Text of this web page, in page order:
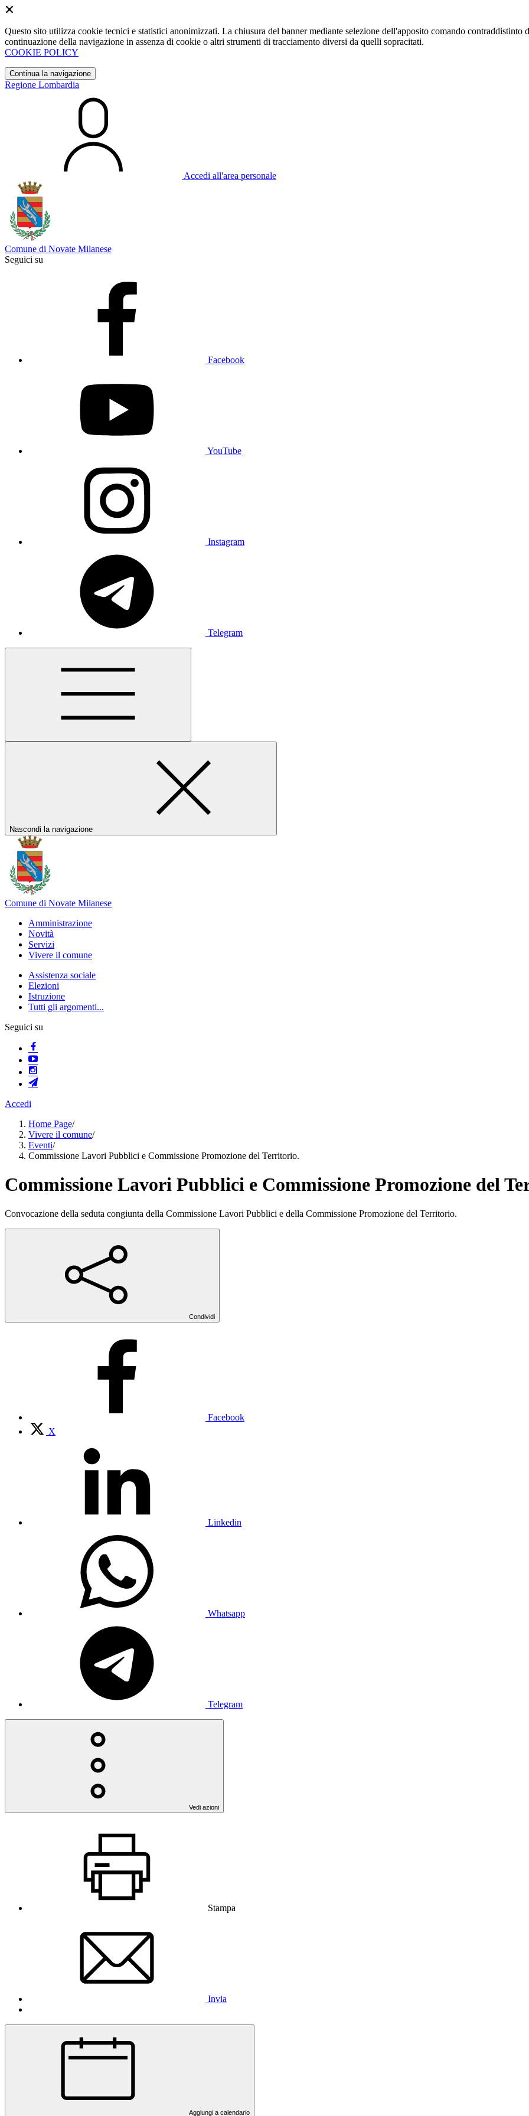
Questo sito utilizza cookie tecnici e statistici anonimizzati. La chiusura del banner mediante selezione dell'apposito comando
continuazione della navigazione in assenza di cookie o altri strumenti di tracciamento diversi da quelli sopracitati.
COOKIE POLICY
Continua la navigazione
Regione Lombardia
Accedi all'area personale
Comune di Novate Milanese
Seguici su
Facebook
YouTube
Instagram
Telegram
Nascondi la navigazione
Comune di Novate Milanese
Amministrazione
Novità
Servizi
Vivere il comune
Assistenza sociale
Elezioni
Istruzione
Tutti gli argomenti...
Seguici su
Accedi
Home Page/
Vivere il comune/
Eventi/
Commissione Lavori Pubblici e Commissione Promozione del Territorio.
Commissione Lavori Pubblici e Commissione Promozione del
Convocazione della seduta congiunta della Commissione Lavori Pubblici e della Commissione Promozione del Territorio.
Condividi
Facebook
X
Linkedin
Whatsapp
Telegram
Vedi azioni
Stampa
Invia
Aggiungi a calendario